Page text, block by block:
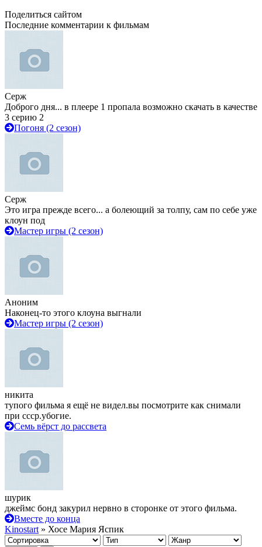
Поделиться сайтом
Последние комментарии к фильмам
Серж
Доброго дня... в плеере 1 пропала возможно скачать в качестве
3 серию 2
Погоня (2 сезон)
Серж
Это игра прежде всего... а болеющий за толпу, сам по себе уже
клоун под
Мастер игры (2 сезон)
Аноним
Наконец-то этого клоуна выгнали
Мастер игры (2 сезон)
никита
тупого фильма я ещё не видел.вы посмотрите как снимали
при ссср.убогие.
Семь вёрст до рассвета
шурик
джеймс бонд закурил нервно в сторонке от этого фильма.
Вместе до конца
Kinostart » Хосе Мария Яспик